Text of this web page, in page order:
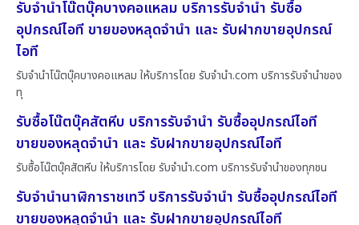
รับจำนำโน๊ตบุ๊คบางคอแหลม บริการรับจำนำ รับซื้อ
อุปกรณ์ไอที ขายของหลุดจำนำ และ รับฝากขายอุปกรณ์
ไอที
รับจำนำโน๊ตบุ๊คบางคอแหลม ให้บริการโดย รับจํานํา.com บริการรับจำนำของ
ทุ
รับซื้อโน๊ตบุ๊คสัตหีบ บริการรับจำนำ รับซื้ออุปกรณ์ไอที
ขายของหลุดจำนำ และ รับฝากขายอุปกรณ์ไอที
รับซื้อโน๊ตบุ๊คสัตหีบ ให้บริการโดย รับจํานํา.com บริการรับจำนำของทุกชน
รับจำนำนาฬิการาชเทวี บริการรับจำนำ รับซื้ออุปกรณ์ไอที
ขายของหลุดจำนำ และ รับฝากขายอุปกรณ์ไอที